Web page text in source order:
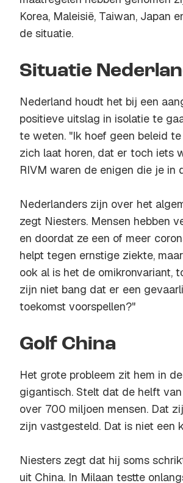
Korea, Maleisië, Taiwan, Japan
de situatie.
Situatie
Nederland houdt het bij een
positieve uitslag in isolatie te
te weten. "Ik hoef geen beleid
zich laat horen, dat er toch iets
RIVM waren de enigen die je in
Nederlanders zijn over het
zegt Niesters. Mensen hebben
en doordat ze een of meer
helpt tegen ernstige ziekte,
ook al is het de omikronvariant,
zijn niet bang dat er een
toekomst voorspellen?"
Golf China
Het grote probleem zit hem in
gigantisch. Stelt dat de helft
over 700 miljoen mensen. Dat
zijn vastgesteld. Dat is niet een
Niesters zegt dat hij soms
uit China. In Milaan testte